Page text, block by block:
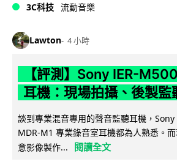
3C科技 流動音樂
Lawton 4 小時
【評測】Sony IER-
耳機：現場拍攝、後製監
談到專業混音專用的聲音監聽耳機，
MDR-M1 專業錄音室耳機都為人熟悉。
意影像製作...
閱讀全文